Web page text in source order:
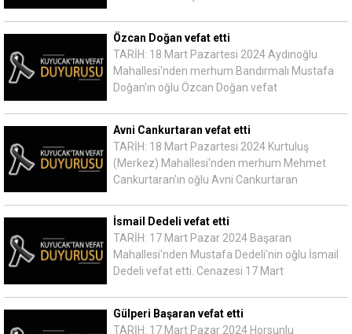
Özcan Doğan vefat etti
TARİH: 18 Mart Pazartesi 2024 Aydınoğlu
Mahallesi'nden merhum Bandırmalı Mustafa
Doğan'ın oğlu Özcan Doğan vefat
Avni Cankurtaran vefat etti
TARİH: 18 Mart Pazartesi 2024 Kurtuluş
(Merkez) Mahallesi'nden merhum Mehmet
Cankurtaran'ın oğlu Avni Cankurtaran
İsmail Dedeli vefat etti
TARİH: 17 Mart Pazar 2024 Başaran
Mahallesi'nden Mustafa Dedeli'nin oğlu İsmail
Dedeli vefat etti. Cenazesi 17 Mart
Gülperi Başaran vefat etti
TARİH: 17 Mart Pazar 2024 Horsunlu